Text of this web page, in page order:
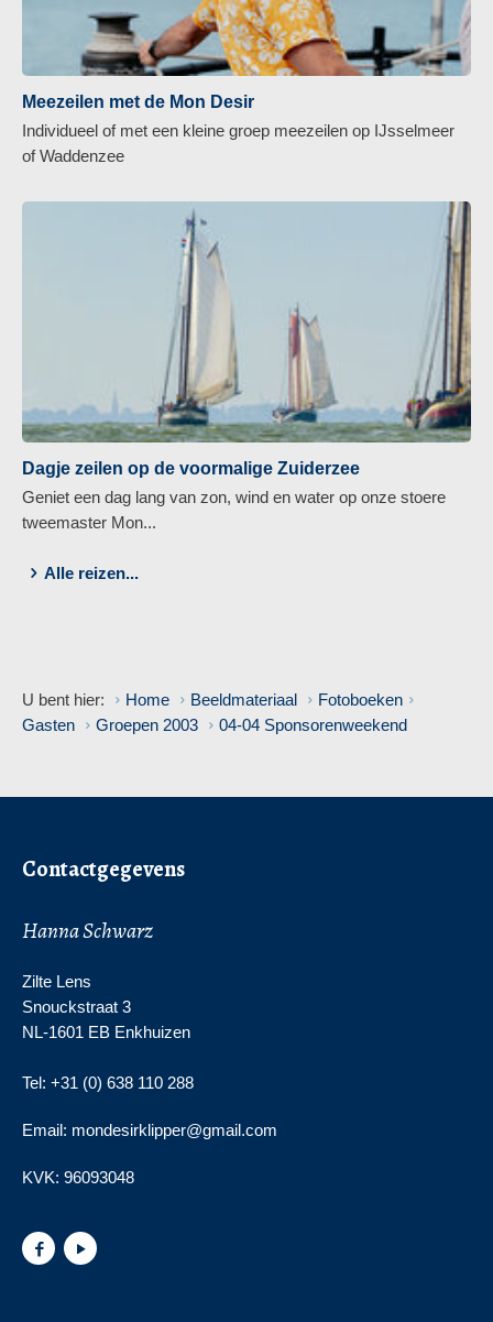
Alle reizen...
Meezeilen met de Mon Desir
Individueel of met een kleine groep meezeilen op IJsselmeer
of Waddenzee
Dagje zeilen op de voormalige Zuiderzee
Geniet een dag lang van zon, wind en water op onze stoere
tweemaster Mon...
U bent hier: Home Beeldmateriaal
Fotoboeken
Gasten
Groepen 2003 04-04 Sponsorenweekend
Contactgegevens
Hanna Schwarz
Zilte Lens
Snouckstraat 3
NL-1601 EB Enkhuizen
Tel: +31 (0) 638 110 288
Email: mondesirklipper@gmail.com
KVK: 96093048